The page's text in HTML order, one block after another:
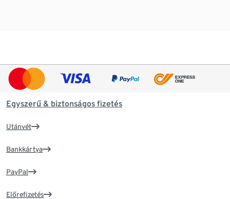
Egyszerű & biztonságos fizetés
Utánvét
Bankkártya
PayPal
Előrefizetés